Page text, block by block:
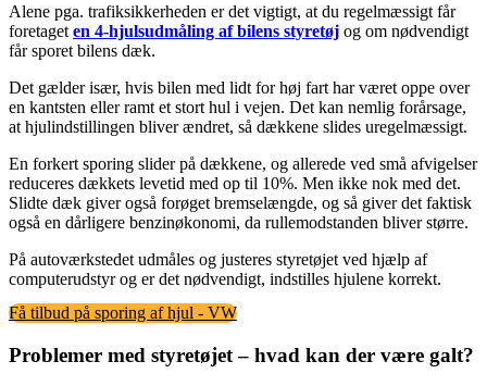
Alene pga. trafiksikkerheden er det vigtigt, at du regelmæssigt får
foretaget en 4-hjulsudmåling af bilens styretøj og om nødvendigt
får sporet bilens dæk.
Det gælder især, hvis bilen med lidt for høj fart har været oppe over
en kantsten eller ramt et stort hul i vejen. Det kan nemlig forårsage,
at hjulindstillingen bliver ændret, så dækkene slides uregelmæssigt.
En forkert sporing slider på dækkene, og allerede ved små afvigelser
reduceres dækkets levetid med op til 10%. Men ikke nok med det.
Slidte dæk giver også forøget bremselængde, og så giver det faktisk
også en dårligere benzinøkonomi, da rullemodstanden bliver større.
På autoværkstedet udmåles og justeres styretøjet ved hjælp af
computerudstyr og er det nødvendigt, indstilles hjulene korrekt.
Få tilbud på sporing af hjul - VW
Problemer med styretøjet – hvad kan der være galt?